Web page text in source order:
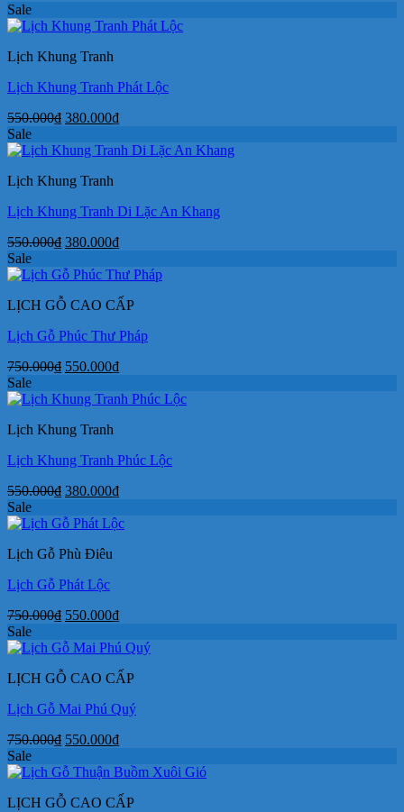
Sale
Lịch Khung Tranh
Lịch Khung Tranh Phát Lộc
550.000₫ Giá
là:
380.000₫Giá
tại
Sale
Lịch Khung Tranh
Lịch Khung Tranh Di Lặc An Khang
550.000₫ Giá
là:
380.000₫Giá
tại
380.000₫.
Sale
LỊCH GỖ CAO CẤP
Lịch Gỗ Phúc Thư Pháp
750.000₫ Giá
là:
550.000₫Giá
tại
Sale
Lịch Khung Tranh
Lịch Khung Tranh Phúc Lộc
550.000₫ Giá
là:
380.000₫Giá
tại
Sale
Lịch Gỗ Phù Điêu
Lịch Gỗ Phát Lộc
750.000₫ Giá
là:
550.000₫Giá
tại
550.000₫.
Sale
LỊCH GỖ CAO CẤP
Lịch Gỗ Mai Phú Quý
750.000₫ Giá
là:
550.000₫Giá
tại
550.000₫.
Sale
LỊCH GỖ CAO CẤP